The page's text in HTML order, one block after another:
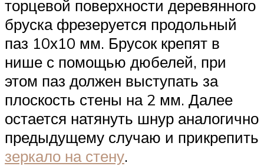
торцевой поверхности деревянного
бруска фрезеруется продольный
паз 10х10 мм. Брусок крепят в
нише с помощью дюбелей, при
этом паз должен выступать за
плоскость стены на 2 мм. Далее
остается натянуть шнур аналогично
предыдущему случаю и прикрепить
зеркало на стену.